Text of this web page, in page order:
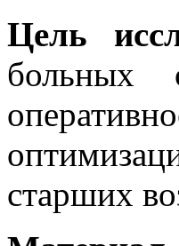
Цель
больных
старших